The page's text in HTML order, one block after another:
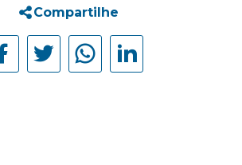
Compartilhe